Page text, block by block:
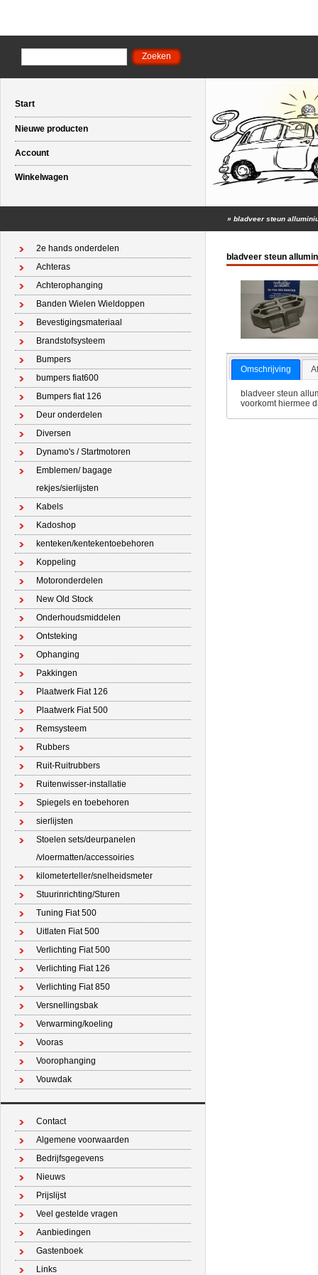
Start
Nieuwe producten
Account
Winkelwagen
» bladveer steun
2e hands onderdelen
Achteras
Achterophanging
Banden Wielen Wieldoppen
Bevestigingsmateriaal
Brandstofsysteem
Bumpers
bumpers fiat600
Bumpers fiat 126
Deur onderdelen
Diversen
Dynamo's / Startmotoren
Emblemen/ bagage
rekjes/sierlijsten
Kabels
Kadoshop
kenteken/kentekentoebehoren
Koppeling
Motoronderdelen
New Old Stock
Onderhoudsmiddelen
Ontsteking
Ophanging
Pakkingen
Plaatwerk Fiat 126
Plaatwerk Fiat 500
Remsysteem
Rubbers
Ruit-Ruitrubbers
Ruitenwisser-installatie
Spiegels en toebehoren
sierlijsten
Stoelen sets/deurpanelen
/vloermatten/accessoiries
kilometerteller/snelheidsmeter
Stuurinrichting/Sturen
Tuning Fiat 500
Uitlaten Fiat 500
Verlichting Fiat 500
Verlichting Fiat 126
Verlichting Fiat 850
Versnellingsbak
Verwarming/koeling
Vooras
Voorophanging
Vouwdak
Contact
Algemene voorwaarden
Bedrijfsgegevens
Nieuws
Prijslijst
Veel gestelde vragen
Aanbiedingen
Gastenboek
Links
bladveer steun
Omschrijving
bladveer steun
voorkomt hiermee